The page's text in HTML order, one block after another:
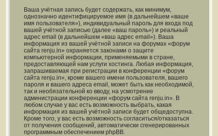
Ваша учётная запись будет содержать, как минимум,
однозначно идентифицируемое имя (в дальнейшем «ваше
имя пользователя»), индивидуальный пароль для входа под
вашей учётной записью (далее «ваш пароль») и реальный
адрес email (в дальнейшем «ваш адрес email»). Ваша
информация из вашей учётной записи на форумах «форум
сайта renju.in» охраняется законами о защите
компьютерной информации, применяемыми в стране,
предоставляющей нам услуги хостинга. Любая информация,
запрашиваемая при регистрации в конференции «форум
сайта renju.in», кроме вашего имени пользователя, вашего
пароля и вашего адреса email, может быть как необходимой,
так и необязательной ко вводу, на усмотрение
администрации конференции «форум сайта renju.in». В
любом случае у вас есть возможность выбрать, какая
информация из вашей учётной записи будет общедоступна.
Кроме того, у вас есть возможность согласиться/отказаться
от получения сообщений, автоматически сгенерированных
программным обеспечением phpBB.